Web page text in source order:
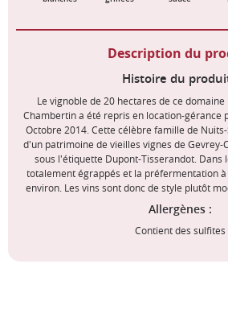
Description du
Histoire du
Le vignoble de 20 hectares de ce
Chambertin a été repris en location-gérance
Octobre 2014. Cette célèbre famille de
d'un patrimoine de vieilles vignes de
sous l'étiquette Dupont-Tisserandot. Dans
totalement égrappés et la préfermentation
environ. Les vins sont donc de style plutôt
Allergènes :
Contient des sulfites